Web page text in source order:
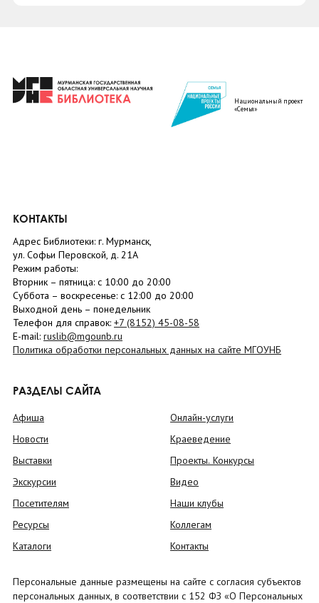
Национальный проект
«Семья»
КОНТАКТЫ
Адрес Библиотеки: г. Мурманск,
ул. Софьи Перовской, д. 21А
Режим работы:
Вторник – пятница: с 10:00 до 20:00
Суббота – воскресенье: c 12:00 до 20:00
Выходной день – понедельник
Телефон для справок: +7 (8152) 45-08-58
E-mail: ruslib@mgounb.ru
Политика обработки персональных данных на сайте МГОУНБ
РАЗДЕЛЫ САЙТА
Афиша
Новости
Выставки
Экскурсии
Посетителям
Ресурсы
Каталоги
Онлайн-услуги
Краеведение
Проекты. Конкурсы
Видео
Наши клубы
Коллегам
Контакты
Персональные данные размещены на сайте с согласия субъектов
персональных данных, в соответствии с 152 ФЗ «О Персональных